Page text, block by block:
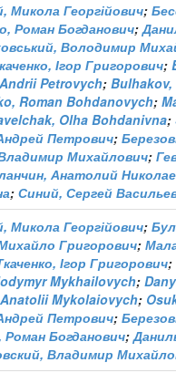
Микола Георгійович;
Роман Богданович;
Володимир
Ігор Григорович;
Petrovych;
Roman Bohdanovych;
Olha Bohdanivna;
Петрович;
Михайлович;
Анатолий
; Синий, Сергей
Микола Георгійович;
Григорович;
Ігор Григорович;
Mykhailovych;
Mykolaiovych;
Петрович;
Роман Богданович;
Владимир